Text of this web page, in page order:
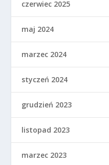
czerwiec 2025
maj 2024
marzec 2024
styczeń 2024
grudzień 2023
listopad 2023
marzec 2023